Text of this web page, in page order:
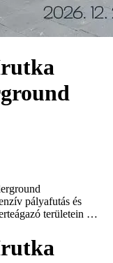
pályafutás és
területein …